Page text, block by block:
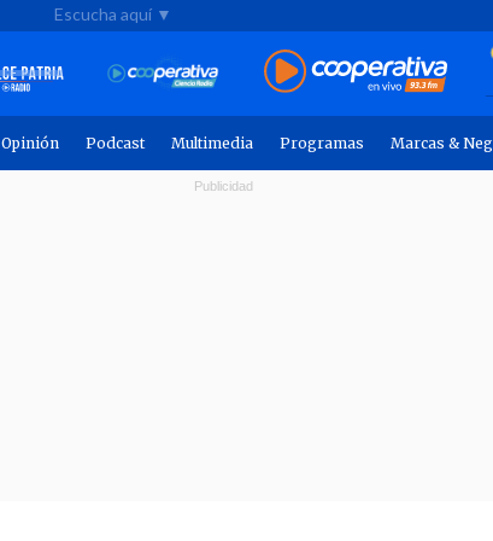
Escucha aquí ▼
Opinión Podcast Multimedia Programas Marcas &